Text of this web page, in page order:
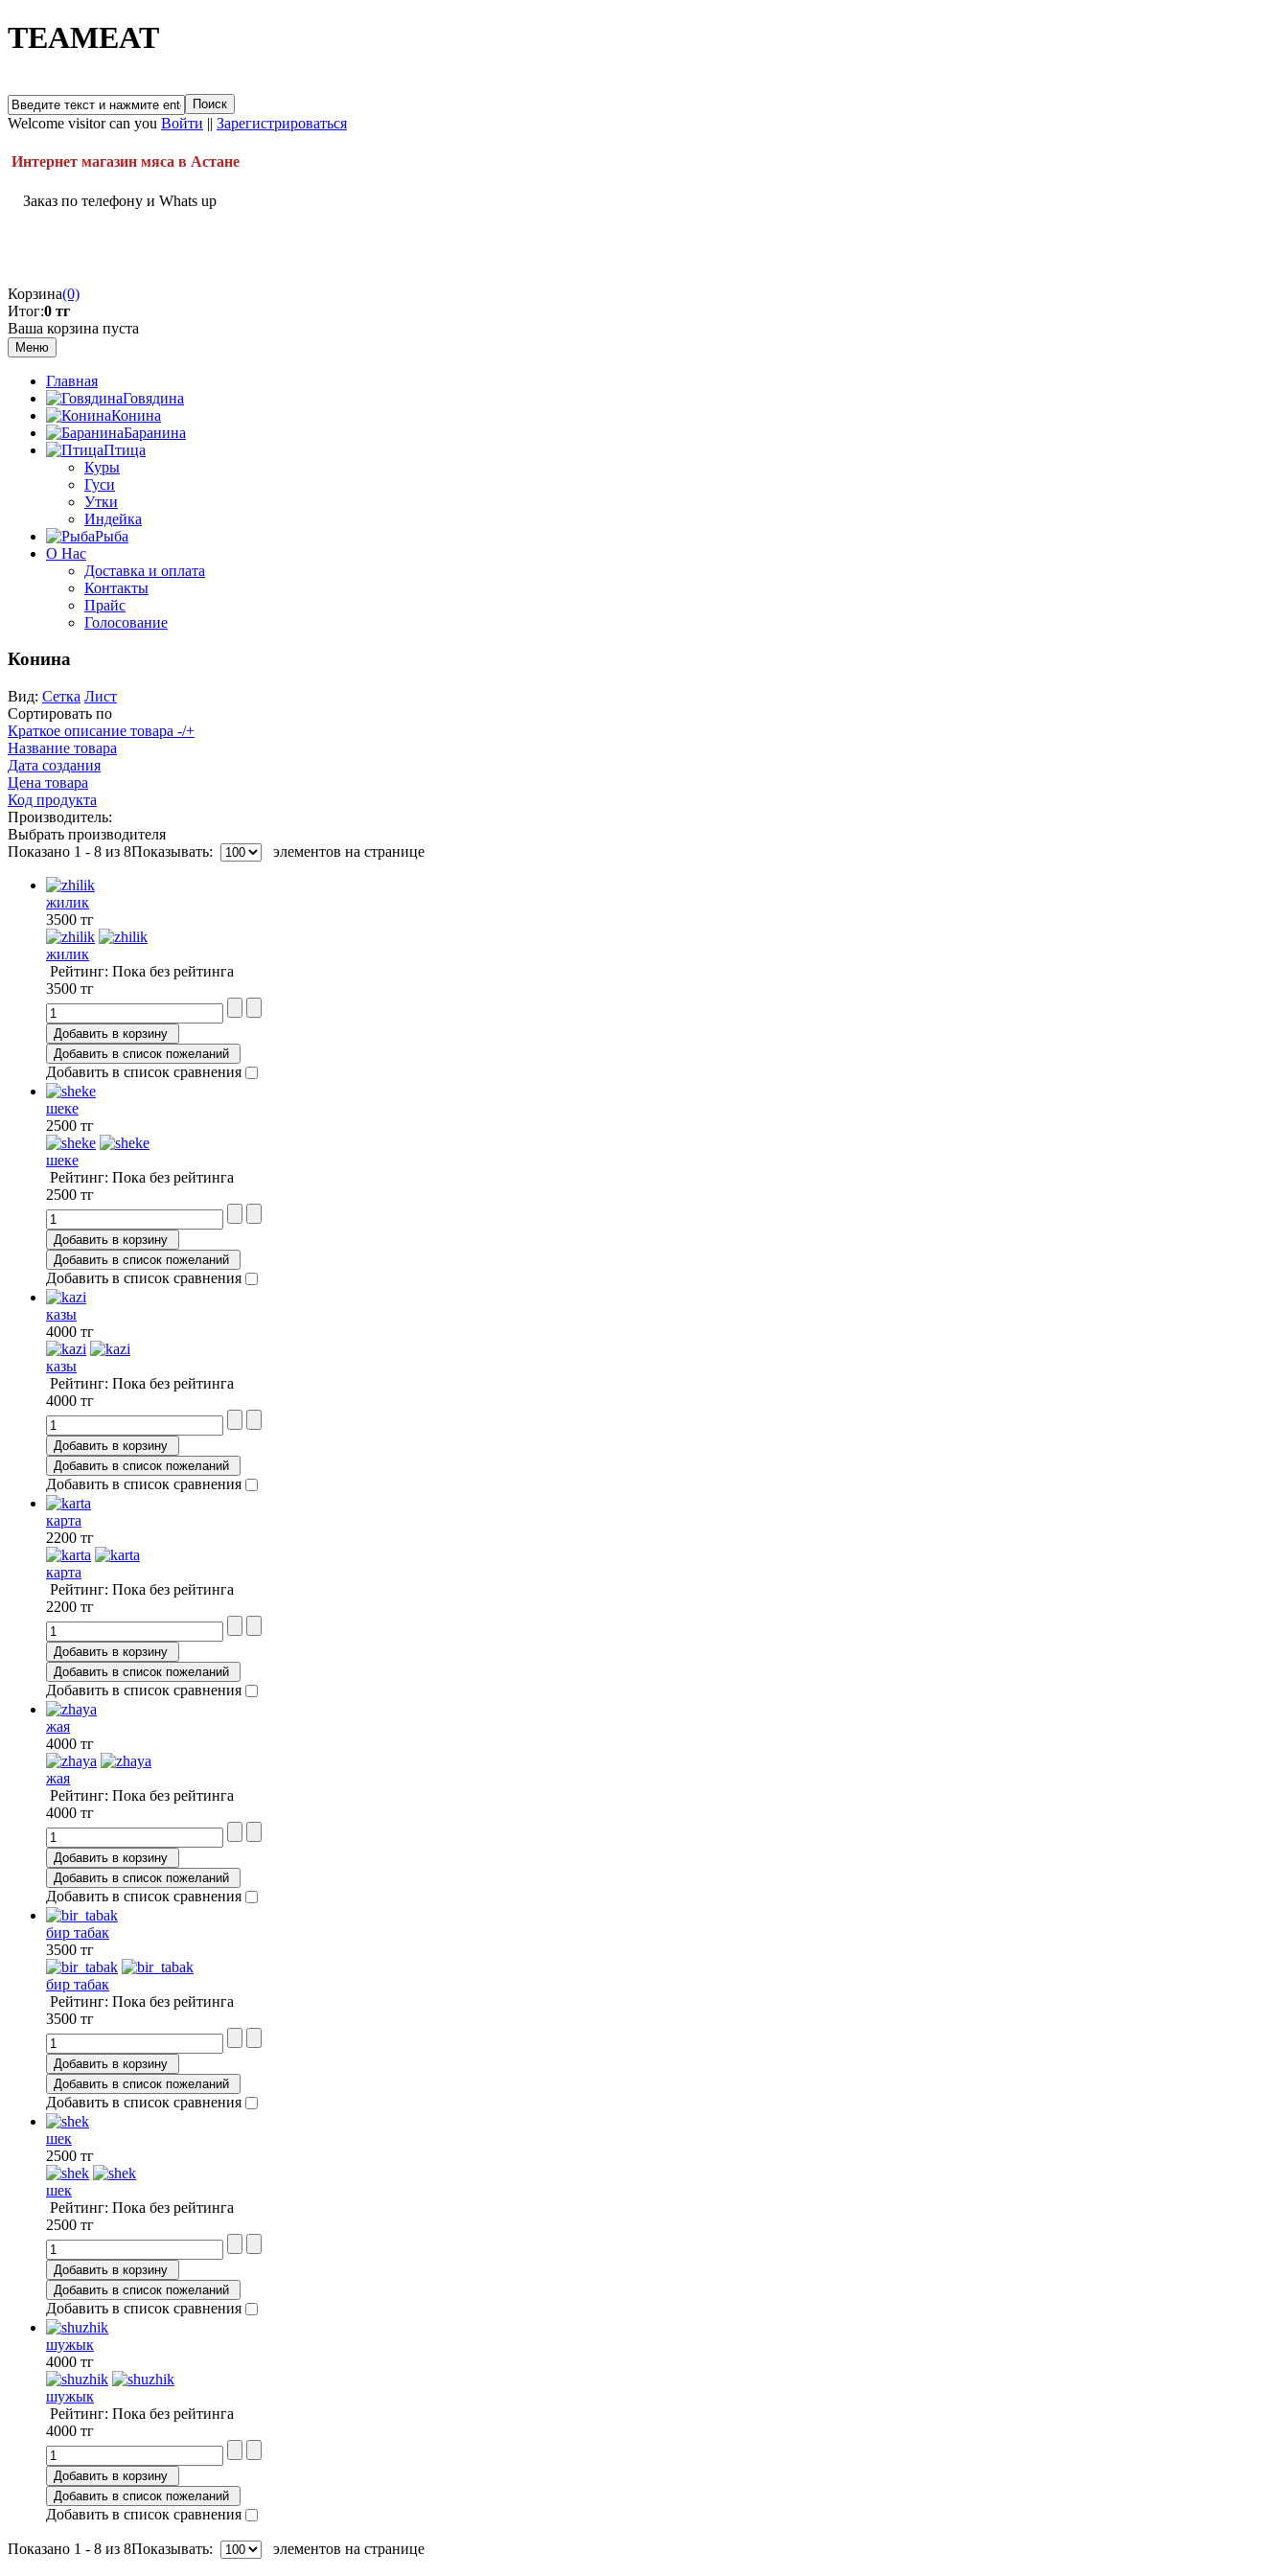
TEAMEAT
Welcome visitor can you Войти || Зарегистрироваться
Интернет магазин мяса в Астане
Заказ по телефону и Whats up
Корзина(0)
Итог:0 тг
Ваша корзина пуста
Меню
Главная
Говядина
Конина
Баранина
Птица
Куры
Гуси
Утки
Индейка
Рыба
О Нас
Доставка и оплата
Контакты
Прайс
Голосование
Конина
Вид: Сетка Лист
Сортировать по
Краткое описание товара -/+
Название товара
Дата создания
Цена товара
Код продукта
Производитель:
Выбрать производителя
Показано 1 - 8 из 8Показывать: элементов на странице
жилик
3500 тг
жилик
Рейтинг: Пока без рейтинга
3500 тг
Добавить в корзину
Добавить в список пожеланий
Добавить в список сравнения
шеке
2500 тг
шеке
Рейтинг: Пока без рейтинга
2500 тг
Добавить в корзину
Добавить в список пожеланий
Добавить в список сравнения
казы
4000 тг
казы
Рейтинг: Пока без рейтинга
4000 тг
Добавить в корзину
Добавить в список пожеланий
Добавить в список сравнения
карта
2200 тг
карта
Рейтинг: Пока без рейтинга
2200 тг
Добавить в корзину
Добавить в список пожеланий
Добавить в список сравнения
жая
4000 тг
жая
Рейтинг: Пока без рейтинга
4000 тг
Добавить в корзину
Добавить в список пожеланий
Добавить в список сравнения
бир табак
3500 тг
бир табак
Рейтинг: Пока без рейтинга
3500 тг
Добавить в корзину
Добавить в список пожеланий
Добавить в список сравнения
шек
2500 тг
шек
Рейтинг: Пока без рейтинга
2500 тг
Добавить в корзину
Добавить в список пожеланий
Добавить в список сравнения
шужык
4000 тг
шужык
Рейтинг: Пока без рейтинга
4000 тг
Добавить в корзину
Добавить в список пожеланий
Добавить в список сравнения
Показано 1 - 8 из 8Показывать: элементов на странице